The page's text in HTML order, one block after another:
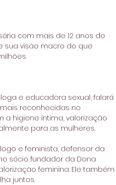
com mais de 12 anos de
sua visão macro do que
e educadora sexual, falará
reconhecidas no
higiene íntima, valorização
para as mulheres.
e feminista, defensor da
sócio fundador da Dona
feminina. Ele também
juntos.